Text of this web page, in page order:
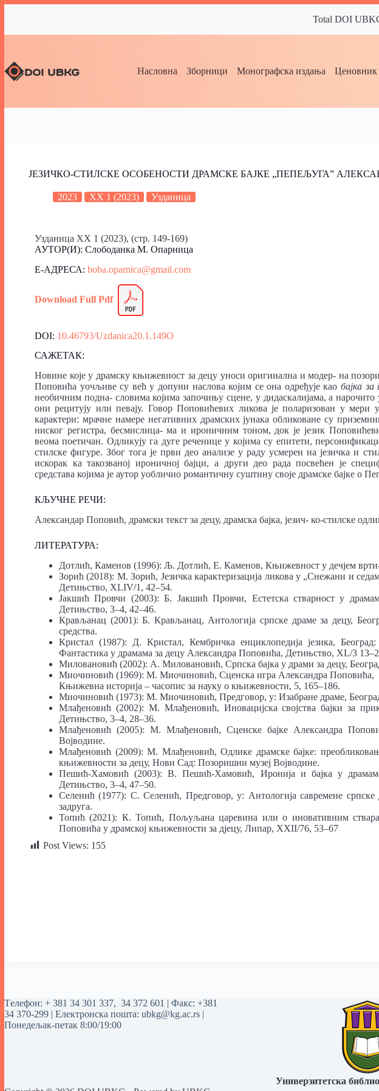
Total DOI
Насловна Зборници Монографска издања Ценовник
ЈЕЗИЧКО-СТИЛСКЕ ОСОБЕНОСТИ ДРАМСКЕ БАЈКЕ „ПЕПЕЉУГАˮ
2023 XX 1 (2023) Узданица
Узданица XX 1 (2023), (стр. 149-169)
АУТОР(И): Слободанка М. Опарница
Е-АДРЕСА: boba.oparnica@gmail.com
Download Full Pdf
DOI: 10.46793/Uzdanica20.1.149O
САЖЕТАК:
Новине које у драмску књижевност за децу уноси оригинална и модер- на
Поповића уочљиве су већ у допуни наслова којим се она одређује каобајка
необичним подна- словима којима започињу сцене, у дидаскалијама, а нарочито
они рецитују или певају. Говор Поповићевих ликова је поларизован у мери
карактери: мрачне намере негативних драмских јунака обликоване су
ниског регистра, бесмислица- ма и ироничним тоном, док је језик
веома поетичан. Одликују га дуге реченице у којима су епитети,
стилске фигуре. Због тога је први део анализе у раду усмерен на језичка и
искорак ка такозваној ироничној бајци, а други део рада посвећен је
средстава којима је аутор уобличио романтичну суштину своје драмске бајке о
КЉУЧНЕ РЕЧИ:
Александар Поповић, драмски текст за децу, драмска бајка, језич- ко-стилске
ЛИТЕРАТУРА:
Дотлић, Каменов (1996): Љ. Дотлић, Е. Каменов, Књижевност у дечјем врти-
Зорић (2018): М. Зорић, Језичка карактеризација ликова у „Снежани и
Детињство, XLIV/1, 42–54.
Јакшић Провчи (2003): Б. Јакшић Провчи, Естетска стварност у
Детињство, 3–4, 42–46.
Крављанац (2001): Б. Крављанац, Антологија српске драме за децу,
средства.
Кристал (1987): Д. Кристал, Кембричка енциклопедија језика,
Фантастика у драмама за децу Александра Поповића, Детињство, XL/3
Миловановић (2002): А. Миловановић, Српска бајка у драми за децу,
Миочиновић (1969): М. Миочиновић, Сценска игра Александра Поповића,
Књижевна историја – часопис за науку о књижевности, 5, 165–186.
Миочиновић (1973): М. Миочиновић, Предговор, у: Изабране драме,
Млађеновић (2002): М. Млађеновић, Иновацијска својства бајки за
Детињство, 3–4, 28–36.
Млађеновић (2005): М. Млађеновић, Сценске бајке Александра
Војводине.
Млађеновић (2009): М. Млађеновић, Одлике драмске бајке:
књижевности за децу, Нови Сад: Позоришни музеј Војводине.
Пешић-Хамовић (2003): В. Пешић-Хамовић, Иронија и бајка у
Детињство, 3–4, 47–50.
Селенић (1977): С. Селенић, Предговор, у: Антологија савремене
задруга.
Топић (2021): К. Топић, Пољуљана царевина или о иновативним
Поповића у драмској књижевности за дјецу, Липар, XXII/76, 53–67
Post Views: 155
Tелефон: + 381 34 301 337, 34 372 601 | Факс: +381
34 370-299 | Електронска пошта: ubkg@kg.ac.rs |
Понедељак-петак 8:00/19:00
Универзитетска